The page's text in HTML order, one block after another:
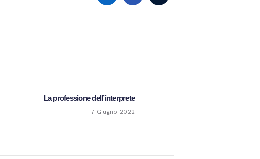
Next
La professione dell’interprete
7 Giugno 2022